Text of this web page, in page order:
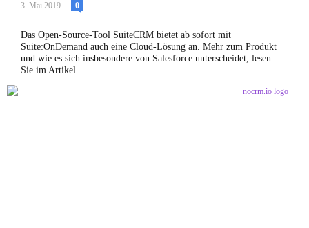
3. Mai 2019 0
Das Open-Source-Tool SuiteCRM bietet ab sofort mit
Suite:OnDemand auch eine Cloud-Lösung an. Mehr zum Produkt
und wie es sich insbesondere von Salesforce unterscheidet, lesen
Sie im Artikel.